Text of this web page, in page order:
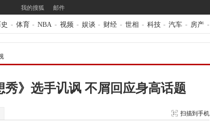
我的搜狐 邮件
- 体育 - NBA - 视频 - 娱谈 - 财经 - 世相 - 科技 - 汽车 - 房产 -
秀》选手讥讽 不屑回应身高话题
扫描到手机